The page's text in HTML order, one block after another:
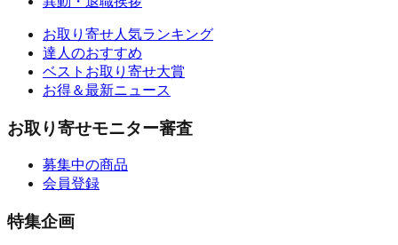
お取り寄せ人気ランキング
達人のおすすめ
ベストお取り寄せ大賞
お得＆最新ニュース
お取り寄せモニター審査
募集中の商品
会員登録
特集企画